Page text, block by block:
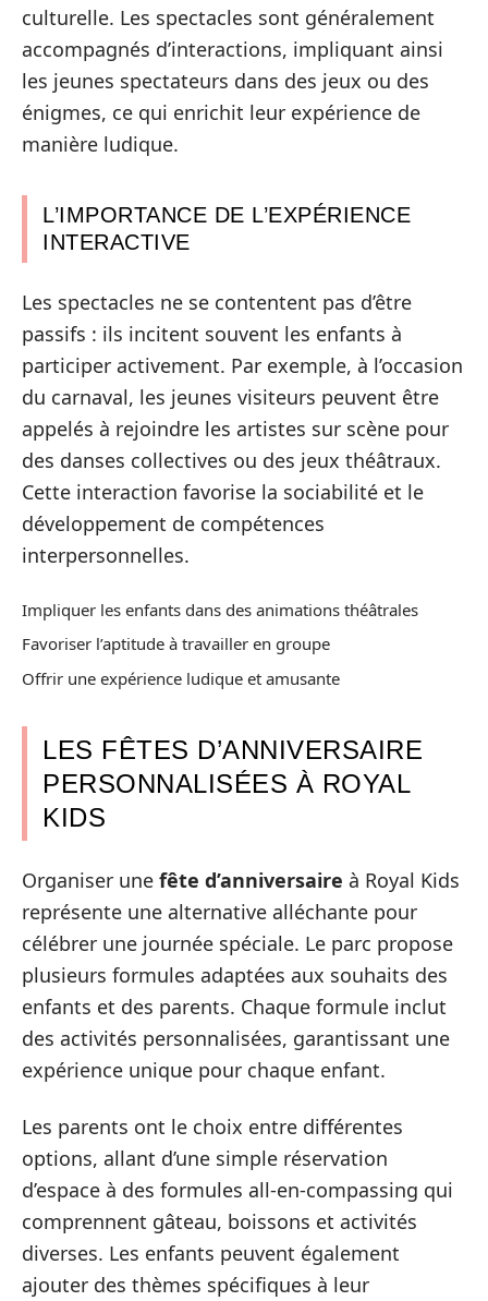
culturelle. Les spectacles sont généralement
accompagnés d’interactions, impliquant ainsi
les jeunes spectateurs dans des jeux ou des
énigmes, ce qui enrichit leur expérience de
manière ludique.
L’IMPORTANCE DE L’EXPÉRIENCE
INTERACTIVE
Les spectacles ne se contentent pas d’être
passifs : ils incitent souvent les enfants à
participer activement. Par exemple, à l’occasion
du carnaval, les jeunes visiteurs peuvent être
appelés à rejoindre les artistes sur scène pour
des danses collectives ou des jeux théâtraux.
Cette interaction favorise la sociabilité et le
développement de compétences
interpersonnelles.
Impliquer les enfants dans des animations théâtrales
Favoriser l’aptitude à travailler en groupe
Offrir une expérience ludique et amusante
LES FÊTES D’ANNIVERSAIRE
PERSONNALISÉES À ROYAL
KIDS
Organiser une fête d’anniversaire à Royal Kids
représente une alternative alléchante pour
célébrer une journée spéciale. Le parc propose
plusieurs formules adaptées aux souhaits des
enfants et des parents. Chaque formule inclut
des activités personnalisées, garantissant une
expérience unique pour chaque enfant.
Les parents ont le choix entre différentes
options, allant d’une simple réservation
d’espace à des formules all-en-compassing qui
comprennent gâteau, boissons et activités
diverses. Les enfants peuvent également
ajouter des thèmes spécifiques à leur